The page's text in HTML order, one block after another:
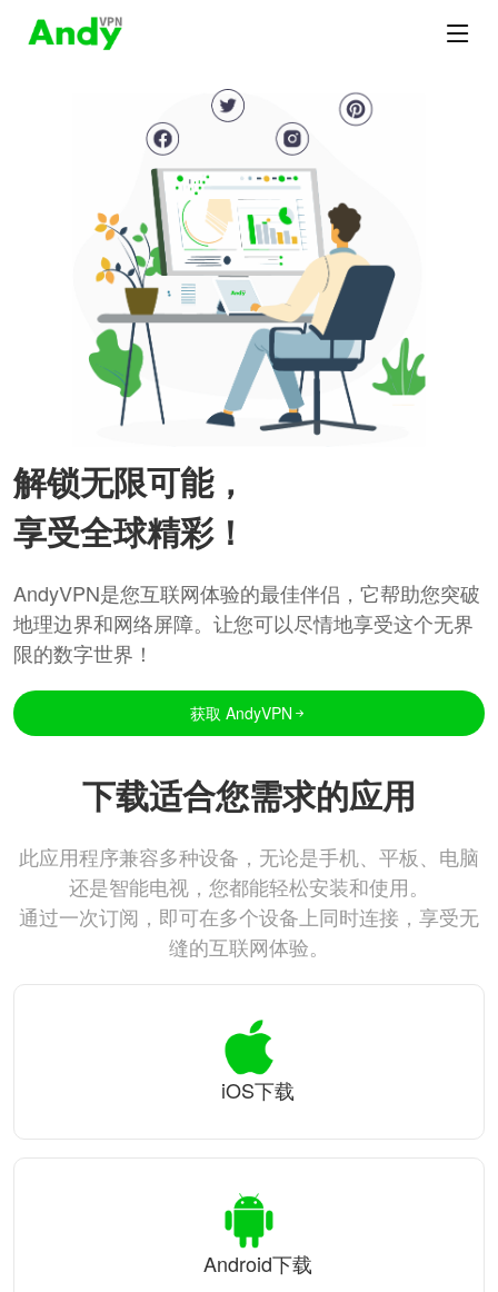
解锁无限可能，
享受全球精彩！
AndyVPN是您互联网体验的最佳伴侣，它帮助您突破
地理边界和网络屏障。让您可以尽情地享受这个无界
限的数字世界！
获取 AndyVPN
下载适合您需求的应用
此应用程序兼容多种设备，无论是手机、平板、电脑
还是智能电视，您都能轻松安装和使用。
通过一次订阅，即可在多个设备上同时连接，享受无
缝的互联网体验。
iOS下载
Android下载